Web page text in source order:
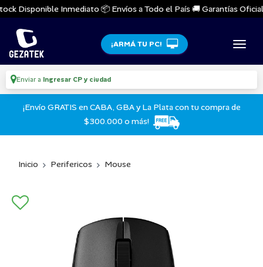
Disponible Inmediato 📦 Envíos a Todo el País 🚚 Garantías
¡ARMÁ TU PC!
Enviar a Ingresar CP y ciudad
¡Envío GRATIS en CABA, GBA y La Plata con tu compra de
$300.000 o más!
Inicio Perifericos Mouse